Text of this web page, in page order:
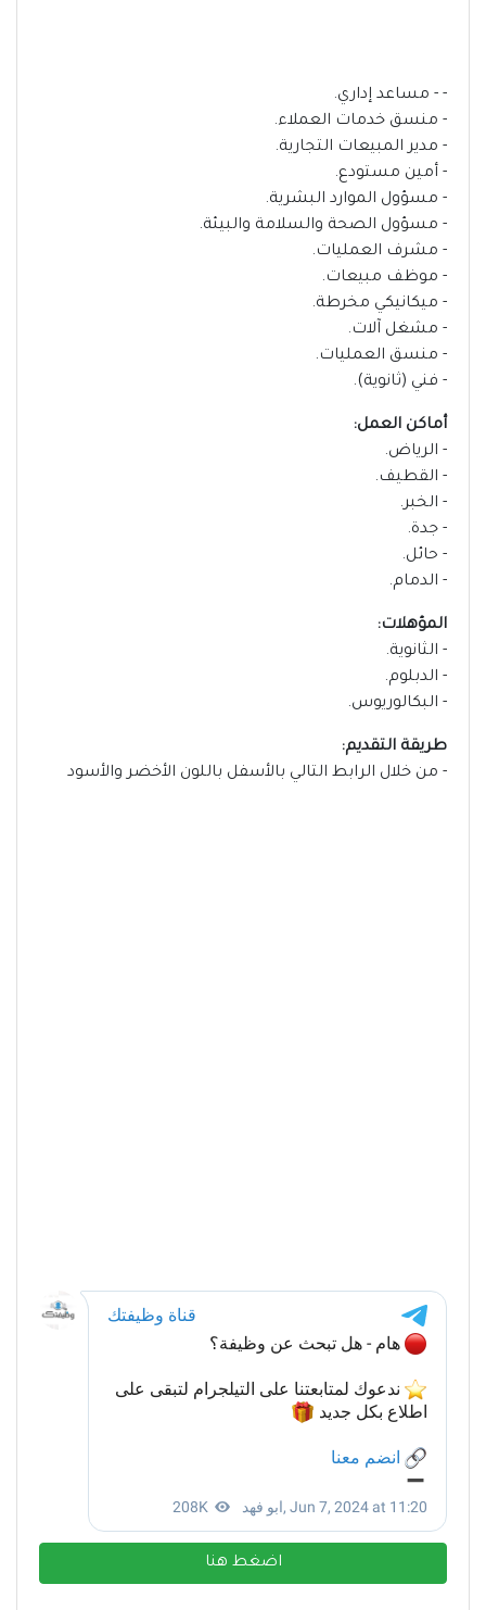
- - مساعد إداري.
- منسق خدمات العملاء.
- مدير المبيعات التجارية.
- أمين مستودع.
- مسؤول الموارد البشرية.
- مسؤول الصحة والسلامة والبيئة.
- مشرف العمليات.
- موظف مبيعات.
- ميكانيكي مخرطة.
- مشغل آلات.
- منسق العمليات.
- فني (ثانوية).
أماكن العمل:
- الرياض.
- القطيف.
- الخبر.
- جدة.
- حائل.
- الدمام.
المؤهلات:
- الثانوية.
- الدبلوم.
- البكالوريوس.
طريقة التقديم:
- من خلال الرابط التالي بالأسفل باللون الأخضر والأسود
اضغط هنا